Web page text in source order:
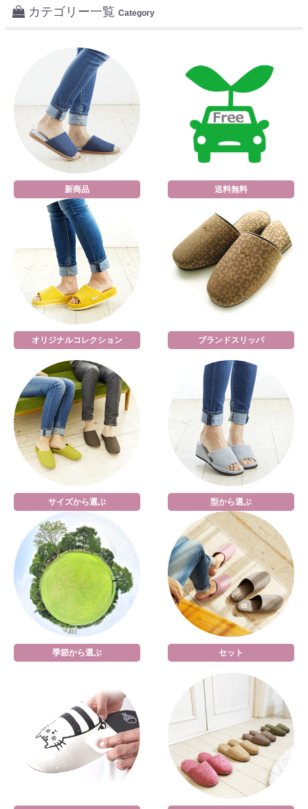
カテゴリー一覧 Category
新商品 送料無料
オリジナルコレクション ブランドスリッパ
サイズから選ぶ 型から選ぶ
季節から選ぶ セット